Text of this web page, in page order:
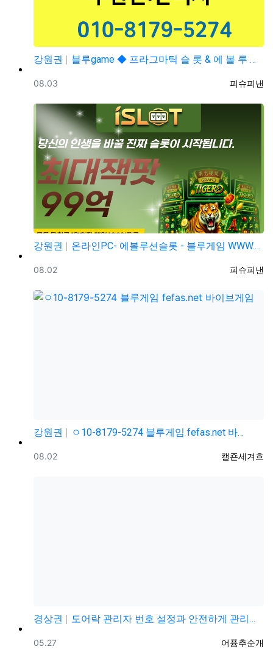
강원권 블루game ◆ 프라그마틱 슬 롯 & 에 볼 루 션 ◆…
등록자
피슈피낸
등록일
08.03
강원권 온라인PC- 에볼루션슬롯 - 블루게임 WWW.fefas…
등록자
피슈피낸
등록일
08.02
강원권 ㅇ10-8179-5274 블루게임 fefas.net 바…
등록자
캘죤세겨흐
등록일
08.02
경상권 도어락 관리자 번호 설정과 안전하게 관리하는 방법
등록자
어퓸추순개
등록일
05.27